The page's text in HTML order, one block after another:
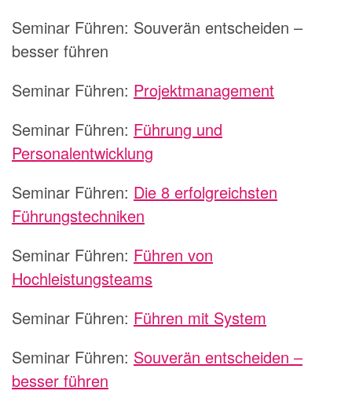
Seminar Führen: Souverän entscheiden –
besser führen
Seminar Führen: Projektmanagement
Seminar Führen: Führung und
Personalentwicklung
Seminar Führen: Die 8 erfolgreichsten
Führungstechniken
Seminar Führen: Führen von
Hochleistungsteams
Seminar Führen: Führen mit System
Seminar Führen: Souverän entscheiden –
besser führen